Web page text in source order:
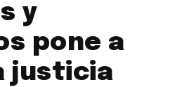
y
pone a
justicia